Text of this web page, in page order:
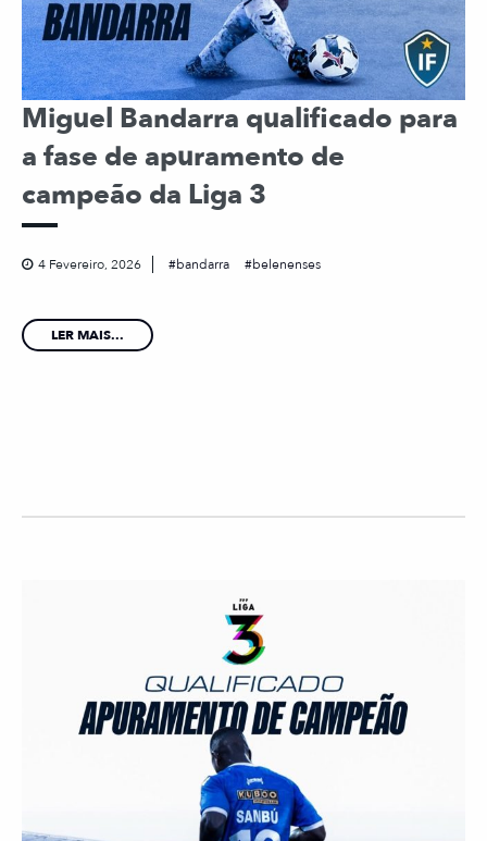
Miguel Bandarra qualificado para
a fase de apuramento de
campeão da Liga 3
4 Fevereiro, 2026 bandarra belenenses
LER MAIS...